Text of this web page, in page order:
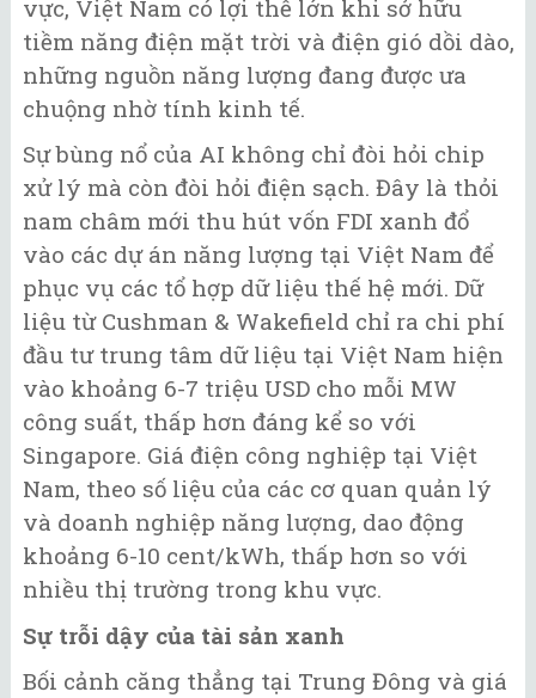
vực, Việt Nam có lợi thế lớn khi sở hữu
tiềm năng điện mặt trời và điện gió dồi dào,
những nguồn năng lượng đang được ưa
chuộng nhờ tính kinh tế.
Sự bùng nổ của AI không chỉ đòi hỏi chip
xử lý mà còn đòi hỏi điện sạch. Đây là thỏi
nam châm mới thu hút vốn FDI xanh đổ
vào các dự án năng lượng tại Việt Nam để
phục vụ các tổ hợp dữ liệu thế hệ mới. Dữ
liệu từ Cushman & Wakefield chỉ ra chi phí
đầu tư trung tâm dữ liệu tại Việt Nam hiện
vào khoảng 6-7 triệu USD cho mỗi MW
công suất, thấp hơn đáng kể so với
Singapore. Giá điện công nghiệp tại Việt
Nam, theo số liệu của các cơ quan quản lý
và doanh nghiệp năng lượng, dao động
khoảng 6-10 cent/kWh, thấp hơn so với
nhiều thị trường trong khu vực.
Sự trỗi dậy của tài sản xanh
Bối cảnh căng thẳng tại Trung Đông và giá